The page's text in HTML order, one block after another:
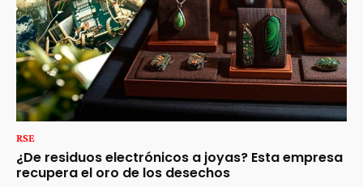
RSE
¿De residuos electrónicos a joyas? Esta empresa
recupera el oro de los desechos